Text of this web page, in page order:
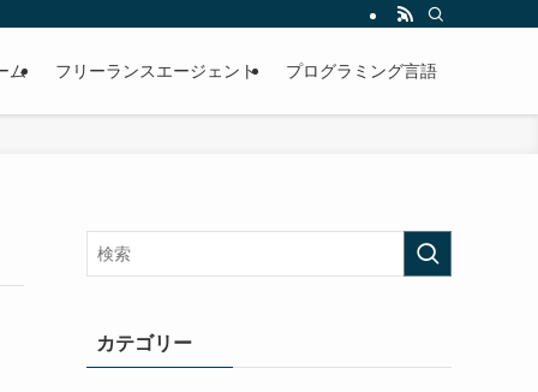
ム フリーランスエージェント プログラミング言語
カテゴリー